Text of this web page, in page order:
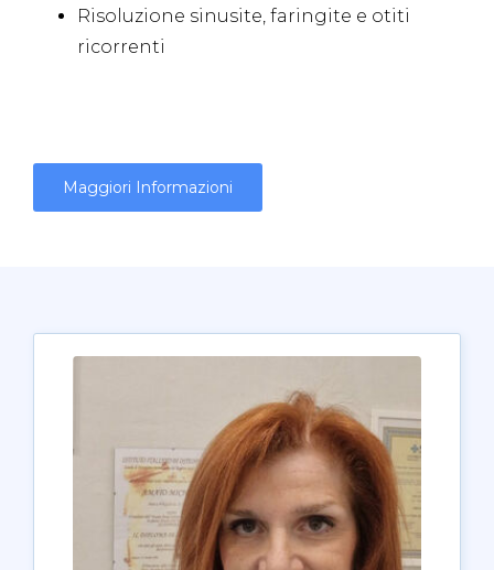
Risoluzione sinusite, faringite e otiti
ricorrenti
Maggiori Informazioni